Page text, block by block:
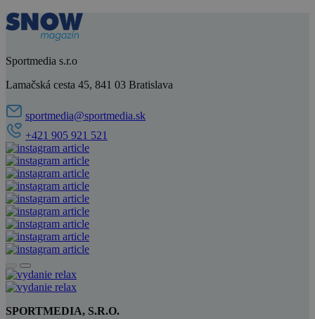
Sportmedia s.r.o
Lamačská cesta 45, 841 03 Bratislava
sportmedia@sportmedia.sk
+421 905 921 521
SPORTMEDIA, S.R.O.